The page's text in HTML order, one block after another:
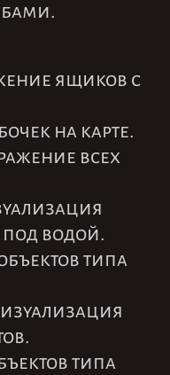
ящиков с
на карте.
всех
водой.
типа
типа